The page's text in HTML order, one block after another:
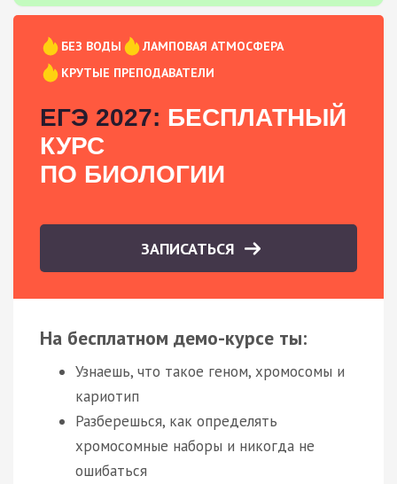
БЕЗ ВОДЫ
ЛАМПОВАЯ АТМОСФЕРА
КРУТЫЕ ПРЕПОДАВАТЕЛИ
ЕГЭ 2027: БЕСПЛАТНЫЙ
КУРС
ПО БИОЛОГИИ
ЗАПИСАТЬСЯ
На бесплатном демо-курсе ты:
Узнаешь, что такое геном, хромосомы и
кариотип
Разберешься, как определять
хромосомные наборы и никогда не
ошибаться